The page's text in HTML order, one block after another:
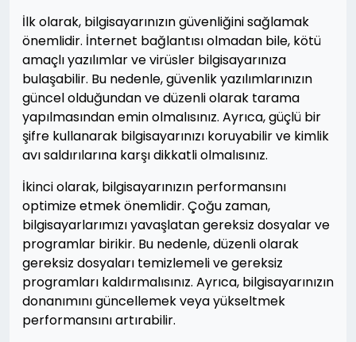
İlk olarak, bilgisayarınızın güvenliğini sağlamak
önemlidir. İnternet bağlantısı olmadan bile, kötü
amaçlı yazılımlar ve virüsler bilgisayarınıza
bulaşabilir. Bu nedenle, güvenlik yazılımlarınızın
güncel olduğundan ve düzenli olarak tarama
yapılmasından emin olmalısınız. Ayrıca, güçlü bir
şifre kullanarak bilgisayarınızı koruyabilir ve kimlik
avı saldırılarına karşı dikkatli olmalısınız.
İkinci olarak, bilgisayarınızın performansını
optimize etmek önemlidir. Çoğu zaman,
bilgisayarlarımızı yavaşlatan gereksiz dosyalar ve
programlar birikir. Bu nedenle, düzenli olarak
gereksiz dosyaları temizlemeli ve gereksiz
programları kaldırmalısınız. Ayrıca, bilgisayarınızın
donanımını güncellemek veya yükseltmek
performansını artırabilir.